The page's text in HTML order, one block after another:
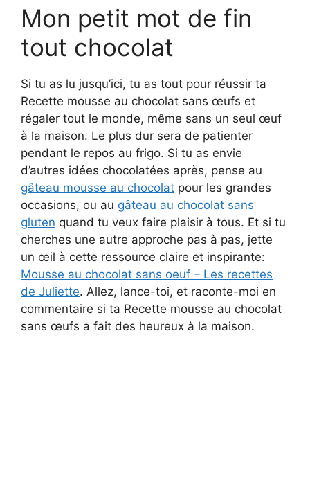
Mon petit mot de fin
tout chocolat
Si tu as lu jusqu’ici, tu as tout pour réussir ta
Recette mousse au chocolat sans œufs et
régaler tout le monde, même sans un seul œuf
à la maison. Le plus dur sera de patienter
pendant le repos au frigo. Si tu as envie
d’autres idées chocolatées après, pense au
gâteau mousse au chocolat pour les grandes
occasions, ou au gâteau au chocolat sans
gluten quand tu veux faire plaisir à tous. Et si tu
cherches une autre approche pas à pas, jette
un œil à cette ressource claire et inspirante:
Mousse au chocolat sans oeuf – Les recettes
de Juliette. Allez, lance-toi, et raconte-moi en
commentaire si ta Recette mousse au chocolat
sans œufs a fait des heureux à la maison.